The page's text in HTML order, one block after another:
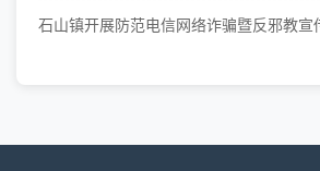
石山镇开展防范电信网络诈骗暨反邪教宣